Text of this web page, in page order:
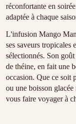
réconfortante en
adaptée à chaque
L'infusion Mango
ses saveurs tropicales
sélectionnés. Son
de théine, en fait une
occasion. Que ce soit
ou une boisson
vous faire voyager à